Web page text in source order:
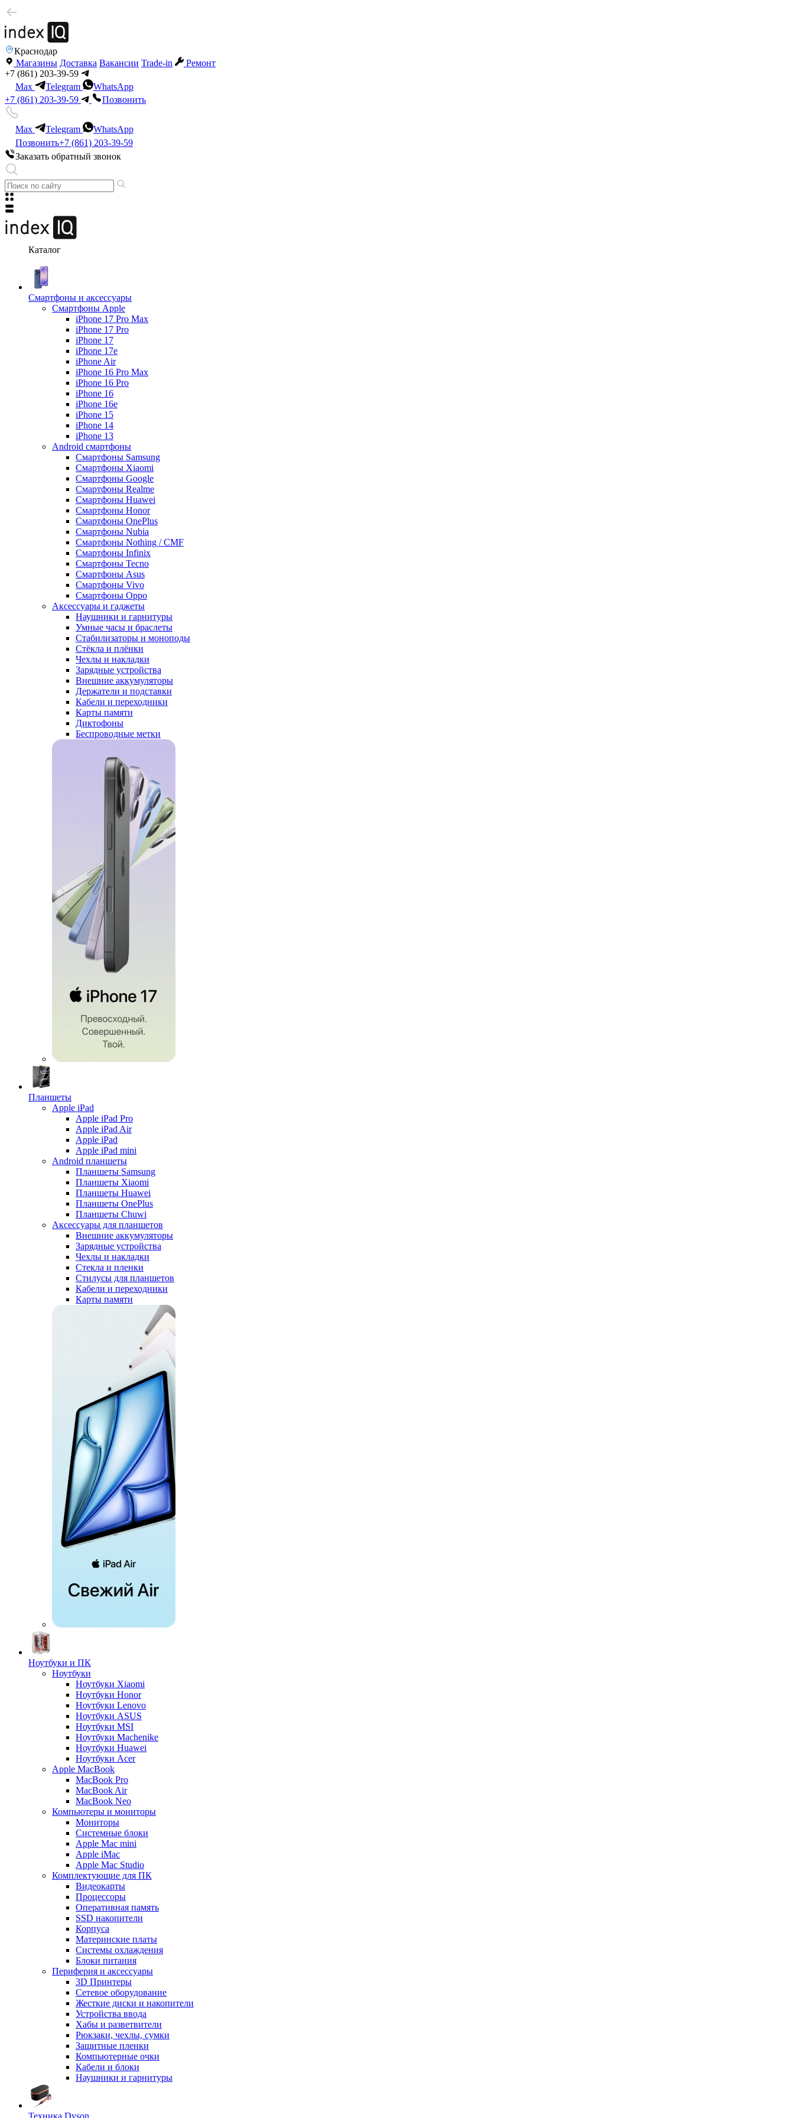
Краснодар
Магазины Доставка Вакансии Trade-in
Ремонт
+7 (861) 203-39-59
Max
Telegram
WhatsApp
+7 (861) 203-39-59
Позвонить
Max Telegram
WhatsApp
Позвонить+7 (861) 203-39-59
Заказать обратный звонок
Каталог
Смартфоны и аксессуары
Смартфоны Apple
iPhone 17 Pro Max
iPhone 17 Pro
iPhone 17
iPhone 17e
iPhone Air
iPhone 16 Pro Max
iPhone 16 Pro
iPhone 16
iPhone 16e
iPhone 15
iPhone 14
iPhone 13
Android cмартфоны
Смартфоны Samsung
Смартфоны Xiaomi
Смартфоны Google
Смартфоны Realme
Смартфоны Huawei
Смартфоны Honor
Смартфоны OnePlus
Смартфоны Nubia
Смартфоны Nothing / CMF
Смартфоны Infinix
Смартфоны Tecno
Смартфоны Asus
Смартфоны Vivo
Смартфоны Oppo
Аксессуары и гаджеты
Наушники и гарнитуры
Умные часы и браслеты
Стабилизаторы и моноподы
Стёкла и плёнки
Чехлы и накладки
Зарядные устройства
Внешние аккумуляторы
Держатели и подставки
Кабели и переходники
Карты памяти
Диктофоны
Беспроводные метки
Планшеты
Apple iPad
Apple iPad Pro
Apple iPad Air
Apple iPad
Apple iPad mini
Android планшеты
Планшеты Samsung
Планшеты Xiaomi
Планшеты Huawei
Планшеты OnePlus
Планшеты Chuwi
Аксессуары для планшетов
Внешние аккумуляторы
Зарядные устройства
Чехлы и накладки
Стекла и пленки
Стилусы для планшетов
Кабели и переходники
Карты памяти
Ноутбуки и ПК
Ноутбуки
Ноутбуки Xiaomi
Ноутбуки Honor
Ноутбуки Lenovo
Ноутбуки ASUS
Ноутбуки MSI
Ноутбуки Machenike
Ноутбуки Huawei
Ноутбуки Acer
Apple MacBook
MacBook Pro
MacBook Air
MacBook Neo
Компьютеры и мониторы
Мониторы
Системные блоки
Apple Mac mini
Apple iMac
Apple Mac Studio
Комплектующие для ПК
Видеокарты
Процессоры
Оперативная память
SSD накопители
Корпуса
Материнские платы
Системы охлаждения
Блоки питания
Периферия и аксессуары
3D Принтеры
Сетевое оборудование
Жесткие диски и накопители
Устройства ввода
Хабы и разветвители
Рюкзаки, чехлы, сумки
Защитные пленки
Компьютерные очки
Кабели и блоки
Наушники и гарнитуры
Техника Dyson